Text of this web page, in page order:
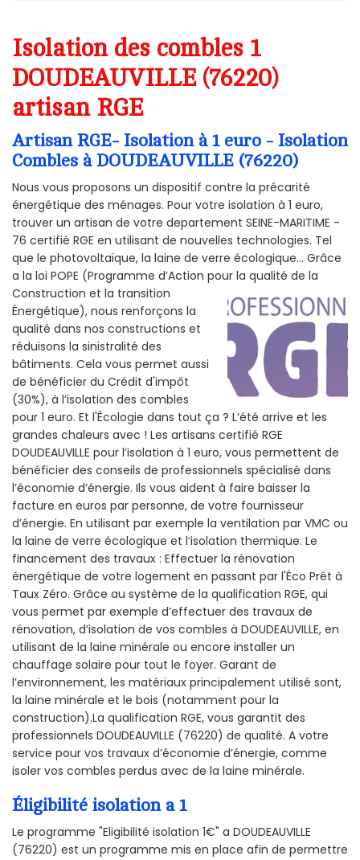
Isolation des combles 1
DOUDEAUVILLE (76220)
artisan RGE
Artisan RGE- Isolation à 1 euro - Isolation
Combles à DOUDEAUVILLE (76220)
Nous vous proposons un dispositif contre la précarité
énergétique des ménages. Pour votre isolation à 1 euro,
trouver un artisan de votre departement SEINE-MARITIME -
76 certifié RGE en utilisant de nouvelles technologies. Tel
que le photovoltaïque, la laine de verre écologique... Grâce
a la loi POPE (Programme d’Action pour la qualité de la
Construction et la transition
Énergétique), nous renforçons la
qualité dans nos constructions et
réduisons la sinistralité des
bâtiments. Cela vous permet aussi
de bénéficier du Crédit d'impôt
(30%), à l’isolation des combles
pour 1 euro. Et l'Écologie dans tout ça ? L’été arrive et les
grandes chaleurs avec ! Les artisans certifié RGE
DOUDEAUVILLE pour l’isolation à 1 euro, vous permettent de
bénéficier des conseils de professionnels spécialisé dans
l’économie d’énergie. Ils vous aident à faire baisser la
facture en euros par personne, de votre fournisseur
d’énergie. En utilisant par exemple la ventilation par VMC ou
la laine de verre écologique et l’isolation thermique. Le
financement des travaux : Effectuer la rénovation
énergétique de votre logement en passant par l'Éco Prêt à
Taux Zéro. Grâce au système de la qualification RGE, qui
vous permet par exemple d’effectuer des travaux de
rénovation, d’isolation de vos combles à DOUDEAUVILLE, en
utilisant de la laine minérale ou encore installer un
chauffage solaire pour tout le foyer. Garant de
l’environnement, les matériaux principalement utilisé sont,
la laine minérale et le bois (notamment pour la
construction).La qualification RGE, vous garantit des
professionnels DOUDEAUVILLE (76220) de qualité. A votre
service pour vos travaux d’économie d’énergie, comme
isoler vos combles perdus avec de la laine minérale.
Éligibilité isolation a 1
Le programme "Eligibilité isolation 1€" a DOUDEAUVILLE
(76220) est un programme mis en place afin de permettre